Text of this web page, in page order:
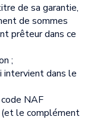
de sa garantie,
de sommes
prêteur dans ce
;
intervient dans le
NAF
le complément